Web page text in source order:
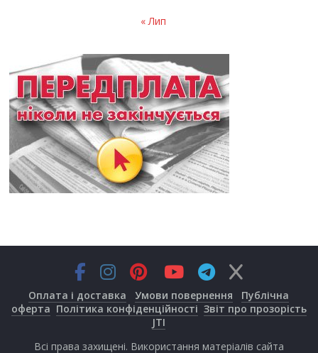
« Лип
Оплата і доставка Умови повернення
Публічна
оферта Політика конфіденційності Звіт про прозорість
JTI
Всі права захищені. Використання матеріалів сайта